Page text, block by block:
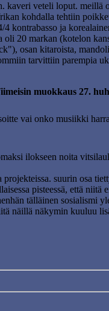
kaveri veteli loput. meillä
kohdalla tehtiin
4 kontrabasso ja
oli 20 markan (kotelon
osan kitaroista,
tarvittiin parempia
muokkaus 27.
vai onko musiikki
ilokseen noita
suurin osa
pisteessä, että
tälläinen sosialismi
näillä näkymin kuuluu